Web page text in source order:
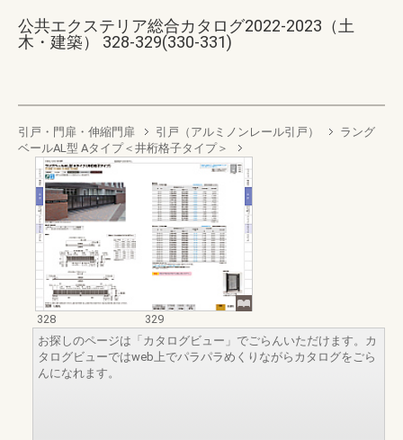
公共エクステリア総合カタログ2022-2023（土
木・建築） 328-329(330-331)
引戸・門扉・伸縮門扉 引戸（アルミノンレール引戸）
ラング
ベールAL型 Aタイプ＜井桁格子タイプ＞
328
329
お探しのページは「カタログビュー」でごらんいただけます。カ
タログビューではweb上でパラパラめくりながらカタログをごら
んになれます。